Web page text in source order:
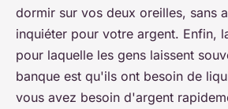
dormir sur vos deux oreilles, sans
inquiéter pour votre argent. Enfin,
pour laquelle les gens laissent
banque est qu'ils ont besoin de
vous avez besoin d'argent